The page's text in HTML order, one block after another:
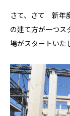
施工事例
お知らせ
さて、さて 新年
の建て方が一つ
場がスタートいた